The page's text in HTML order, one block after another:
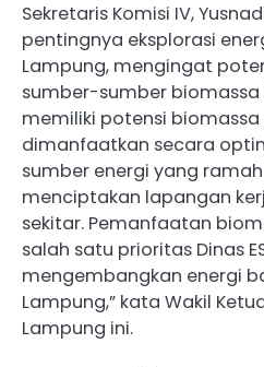
Sekretaris Komisi IV,
pentingnya eksplorasi
Lampung, mengingat
sumber-sumber biomassa
memiliki potensi
dimanfaatkan secara
sumber energi yang
menciptakan lapangan
sekitar. Pemanfaatan
salah satu prioritas Dinas
mengembangkan energi
Lampung,” kata Wakil Ketua
Lampung ini.